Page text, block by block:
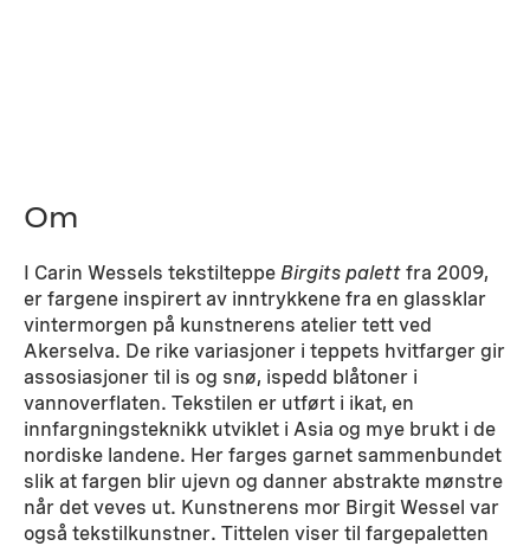
Om
I Carin Wessels tekstilteppeBirgits palett fra 2009,
er fargene inspirert av inntrykkene fra en glassklar
vintermorgen på kunstnerens atelier tett ved
Akerselva. De rike variasjoner i teppets hvitfarger gir
assosiasjoner til is og snø, ispedd blåtoner i
vannoverflaten. Tekstilen er utført i ikat, en
innfargningsteknikk utviklet i Asia og mye brukt i de
nordiske landene. Her farges garnet sammenbundet
slik at fargen blir ujevn og danner abstrakte mønstre
når det veves ut. Kunstnerens mor Birgit Wessel var
også tekstilkunstner. Tittelen viser til fargepaletten